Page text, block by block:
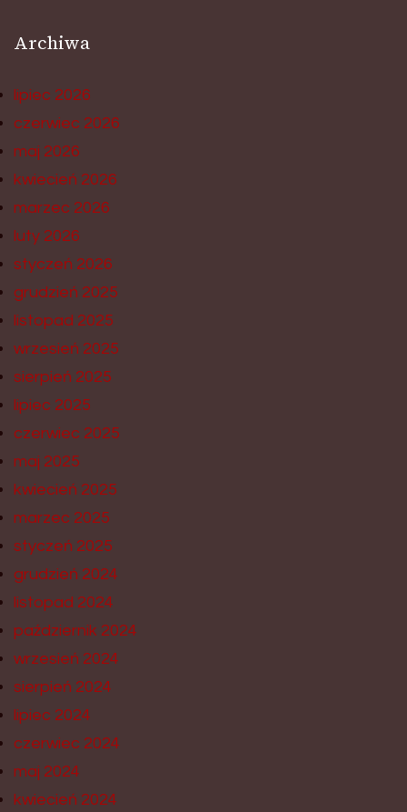
Archiwa
lipiec 2026
czerwiec 2026
maj 2026
kwiecień 2026
marzec 2026
luty 2026
styczeń 2026
grudzień 2025
listopad 2025
wrzesień 2025
sierpień 2025
lipiec 2025
czerwiec 2025
maj 2025
kwiecień 2025
marzec 2025
styczeń 2025
grudzień 2024
listopad 2024
październik 2024
wrzesień 2024
sierpień 2024
lipiec 2024
czerwiec 2024
maj 2024
kwiecień 2024